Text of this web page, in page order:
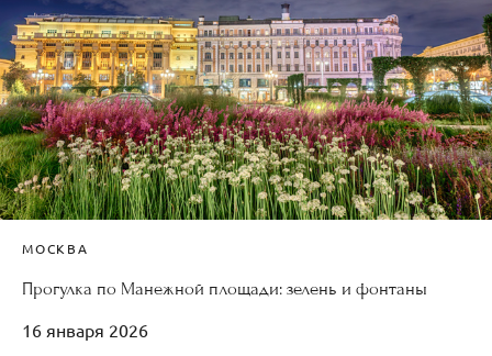
МОСКВА
Прогулка по Манежной площади: зелень и фонтаны
16 января 2026